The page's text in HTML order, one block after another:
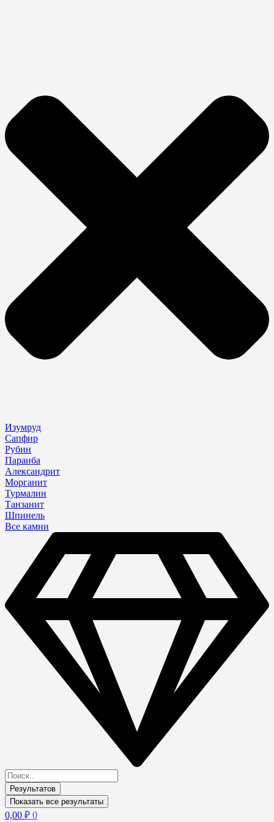
Изумруд
Сапфир
Рубин
Параиба
Александрит
Морганит
Турмалин
Танзанит
Шпинель
Все камни
Результатов
Показать все результаты
0,00 ₽ 0